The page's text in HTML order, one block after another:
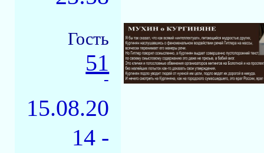
Гость
51
-
15.08.20
14 -